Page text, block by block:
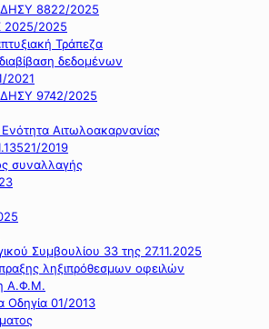
8822/2025
2025/2025
Τράπεζα
δεδομένων
2021
9742/2025
Ενότητα Αιτωλοακαρνανίας
2019
συναλλαγής
Συμβουλίου 33 της 27.11.2025
ληξιπρόθεσμων οφειλών
Α.Φ.Μ.
Οδηγία 01/2013